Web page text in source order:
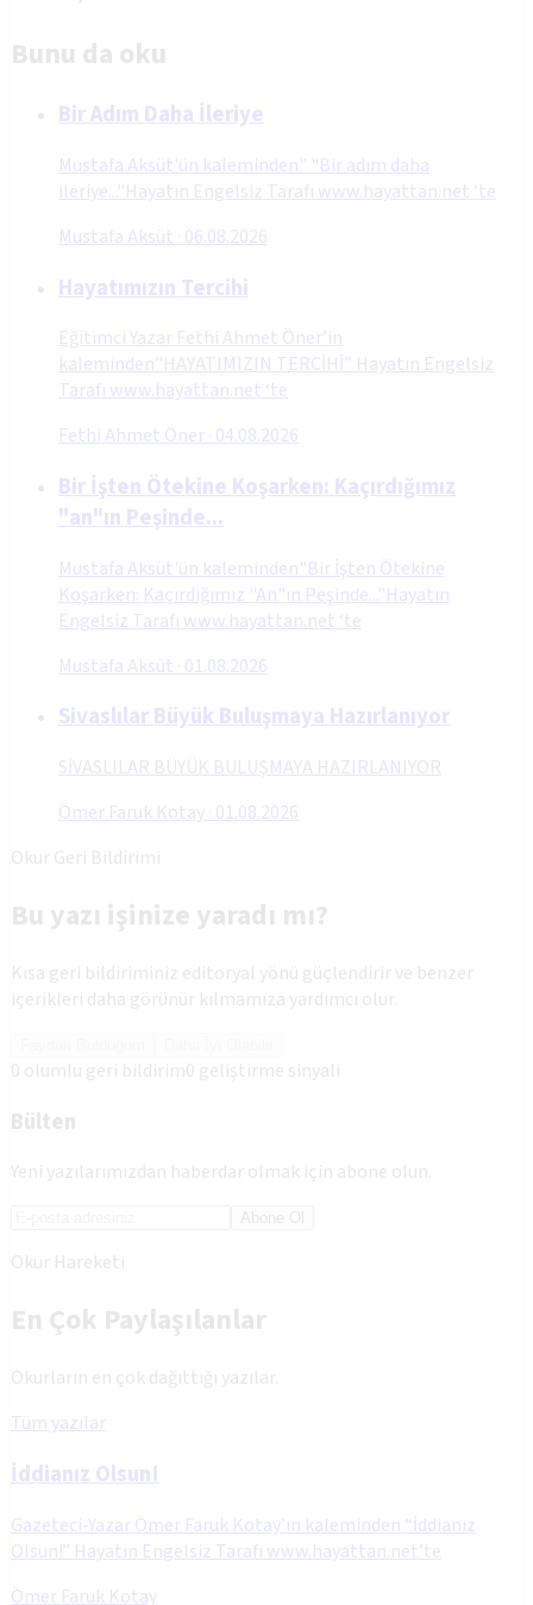
Bunu da oku
Bir Adım Daha İleriye
Mustafa Aksüt'ün kaleminden" "Bir adım daha
ileriye..."Hayatın Engelsiz Tarafı www.hayattan.net ‘te
Mustafa Aksüt · 06.08.2026
Hayatımızın Tercihi
Eğitimci Yazar Fethi Ahmet Öner’in
kaleminden”HAYATIMIZIN TERCİHİ” Hayatın Engelsiz
Tarafı www.hayattan.net ‘te
Fethi Ahmet Öner· 04.08.2026
Bir İşten Ötekine Koşarken: Kaçırdığımız
"an"ın Peşinde...
Mustafa Aksüt'ün kaleminden"Bir İşten Ötekine
Koşarken: Kaçırdığımız "An"ın Peşinde..."Hayatın
Engelsiz Tarafı www.hayattan.net ‘te
Mustafa Aksüt · 01.08.2026
Sivaslılar Büyük Buluşmaya Hazırlanıyor
SİVASLILAR BÜYÜK BULUŞMAYA HAZIRLANIYOR
Ömer Faruk Kotay· 01.08.2026
Okur Geri Bildirimi
Bu yazı işinize yaradı mı?
Kısa geri bildiriminiz editoryal yönü güçlendirir ve benzer
içerikleri daha görünür kılmamıza yardımcı olur.
0 olumlu geri bildirim0 geliştirme sinyali
Bülten
Yeni yazılarımızdan haberdar olmak için abone olun.
Abone Ol
Okur Hareketi
En Çok Paylaşılanlar
Okurların en çok dağıttığı yazılar.
Tüm yazılar
İddianız Olsun!
Gazeteci-Yazar Ömer Faruk Kotay’ın kaleminden “İddianız
Olsun!” Hayatın Engelsiz Tarafı www.hayattan.net’te
Ömer Faruk Kotay